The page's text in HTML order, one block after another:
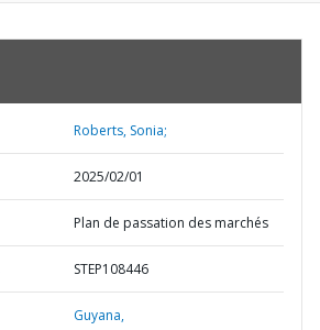
Roberts, Sonia;
2025/02/01
Plan de passation des marchés
STEP108446
Guyana,